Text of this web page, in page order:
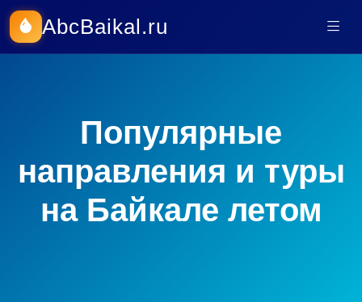
AbcBaikal.ru
Популярные
направления и туры
на Байкале летом